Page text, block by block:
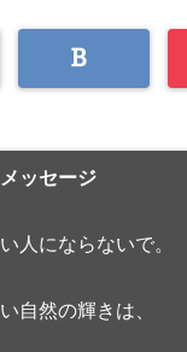
ッセージ
人にならないで。
自然の輝きは、